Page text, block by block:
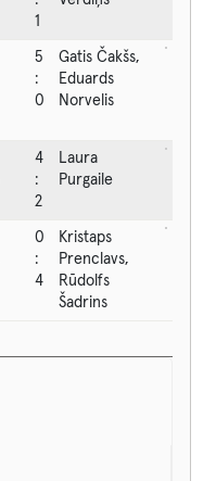
1
5
:
0
Gatis Čakšs,
Eduards
Norvelis
4
:
2
Laura
Purgaile
0
:
4
Kristaps
Prenclavs,
Rūdolfs
Šadrins